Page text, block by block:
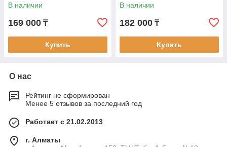
В наличии
169 000 ₸
Купить
В наличии
182 000 ₸
Купить
О нас
Рейтинг не сформирован
Менее 5 отзывов за последний год
Работает с 21.02.2013
г. Алматы